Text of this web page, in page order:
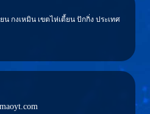
น กงเหมิน เขตไห่เตี้ยน ปักกิ่ง ประเทศ